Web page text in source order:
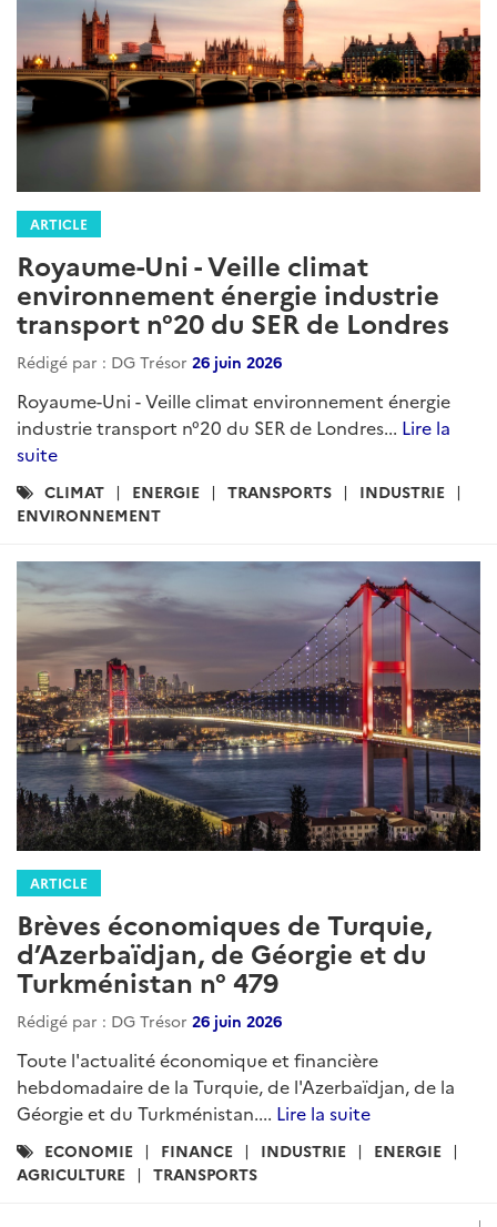
ARTICLE
Royaume-Uni - Veille climat
environnement énergie industrie
transport n°20 du SER de Londres
Rédigé par : DG Trésor 26 juin 2026
Royaume-Uni - Veille climat environnement énergie
industrie transport n°20 du SER de Londres... Lire la
suite
Catégories
:
CLIMAT ENERGIE TRANSPORTS
INDUSTRIE
ENVIRONNEMENT
ARTICLE
Brèves économiques de Turquie,
d’Azerbaïdjan, de Géorgie et du
Turkménistan n° 479
Rédigé par : DG Trésor 26 juin 2026
Toute l'actualité économique et financière
hebdomadaire de la Turquie, de l'Azerbaïdjan, de la
Géorgie et du Turkménistan.... Lire la suite
Catégories
:
ECONOMIE FINANCE INDUSTRIE
ENERGIE
AGRICULTURE
TRANSPORTS